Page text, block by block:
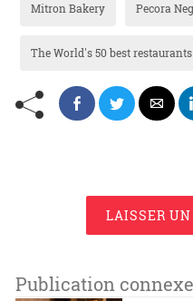
Mitron Bakery Pecora
The World's 50 best restaurants
LAISSER
Publication connexe